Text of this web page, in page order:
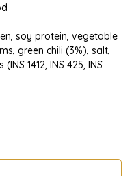
soy protein, vegetable
green chili (3%), salt,
1412, INS 425, INS